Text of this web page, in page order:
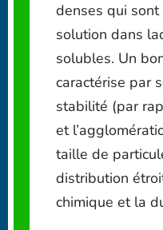
denses qui
solution dans
solubles. Un
caractérise par
stabilité (par
et
taille de
distribution
chimique et la